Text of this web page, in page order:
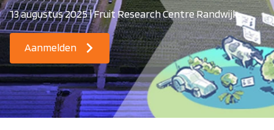
13 augustus 2025 | Fruit Research Centre Randwijk
Aanmelden